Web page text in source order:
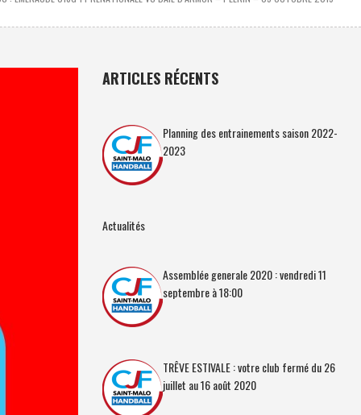
ARTICLES RÉCENTS
Planning des entrainements saison 2022-
2023
Actualités
Assemblée generale 2020 : vendredi 11
septembre à 18:00
TRÊVE ESTIVALE : votre club fermé du 26
juillet au 16 août 2020